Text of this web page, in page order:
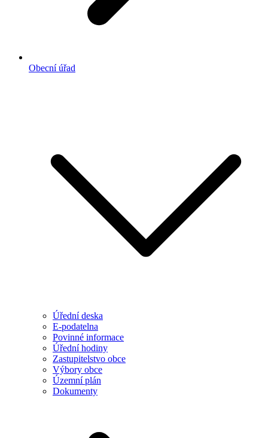
Obecní úřad
Úřední deska
E-podatelna
Povinné informace
Úřední hodiny
Zastupitelstvo obce
Výbory obce
Územní plán
Dokumenty